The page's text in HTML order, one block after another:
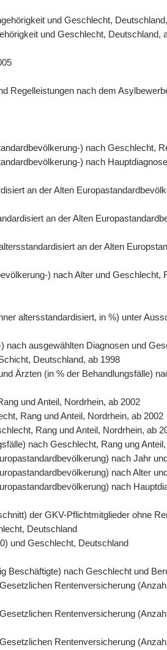
und Geschlecht,
und Geschlecht, Deutschland,
Regelleistungen nach dem
) nach Geschlecht,
) nach
an der Alten
an der Alten
an der Alten
) nach Alter und Geschlecht,
altersstandardisiert, in %) unter
ausgewählten Diagnosen und
Deutschland, ab 1998
Ärzten (in % der Behandlungsfälle)
und Anteil, Nordrhein, ab 2002
Rang und Anteil, Nordrhein, ab 2002
Rang und Anteil, Nordrhein, ab
nach Geschlecht, Rang ung
nach Jahr
nach Alter
nach
der GKV-Pflichtmitglieder ohne
Deutschland
und Geschlecht, Deutschland
Beschäftigte) nach Geschlecht und
Rentenversicherung
Rentenversicherung
Rentenversicherung